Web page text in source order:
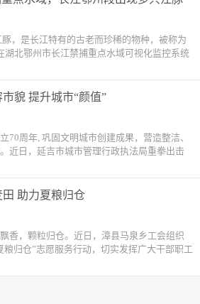
，是长江特有的古老而珍稀的物种，被称为
湖北鄂州市长江禁捕重点水域可视化监控系统
貌 提升城市“颜值”
70周年, 巩固文明城市创建成果，营造整洁、
近日，延吉市城市管理行政执法局重拳出击
助力夏粮归仓
香，颗粒归仓。近日，漳县马泉乡工会组织
归仓”志愿服务行动，切实发挥广大干部职工